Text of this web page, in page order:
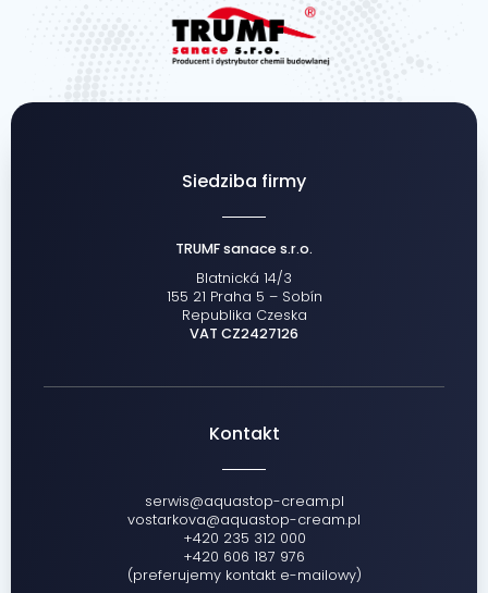
Siedziba firmy
TRUMF sanace s.r.o.
Blatnická 14/3
155 21 Praha 5 – Sobín
Republika Czeska
VAT CZ2427126
Kontakt
serwis@aquastop-cream.pl
vostarkova@aquastop-cream.pl
+420 235 312 000
+420 606 187 976
(preferujemy kontakt e-mailowy)